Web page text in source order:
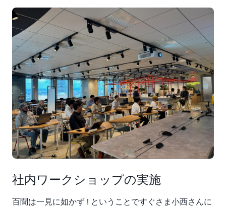
社内ワークショップの実施
百聞は一見に如かず ! ということですぐさま小西さんに